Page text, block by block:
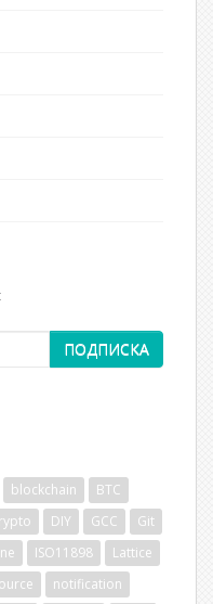
blockchain
BTC
DIY GCC
Git
ISO11898
Lattice
notification